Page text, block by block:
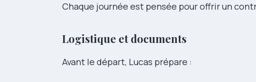
Chaque journée est pensée pour offrir un
Logistique et documents
Avant le départ, Lucas prépare :